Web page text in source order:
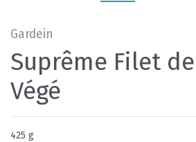
Gardein
Suprême Filet
Végé
425 g